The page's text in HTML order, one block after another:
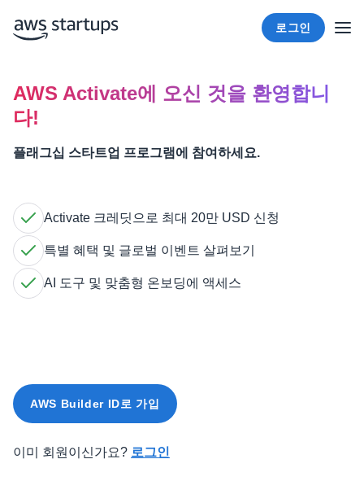
로그인
AWS Activate에 오신 것을 환영합니
다!
플래그십 스타트업 프로그램에 참여하세요.
Activate 크레딧으로 최대 20만 USD 신청
특별 혜택 및 글로벌 이벤트 살펴보기
AI 도구 및 맞춤형 온보딩에 액세스
AWS Builder ID로 가입
이미 회원이신가요? 로그인